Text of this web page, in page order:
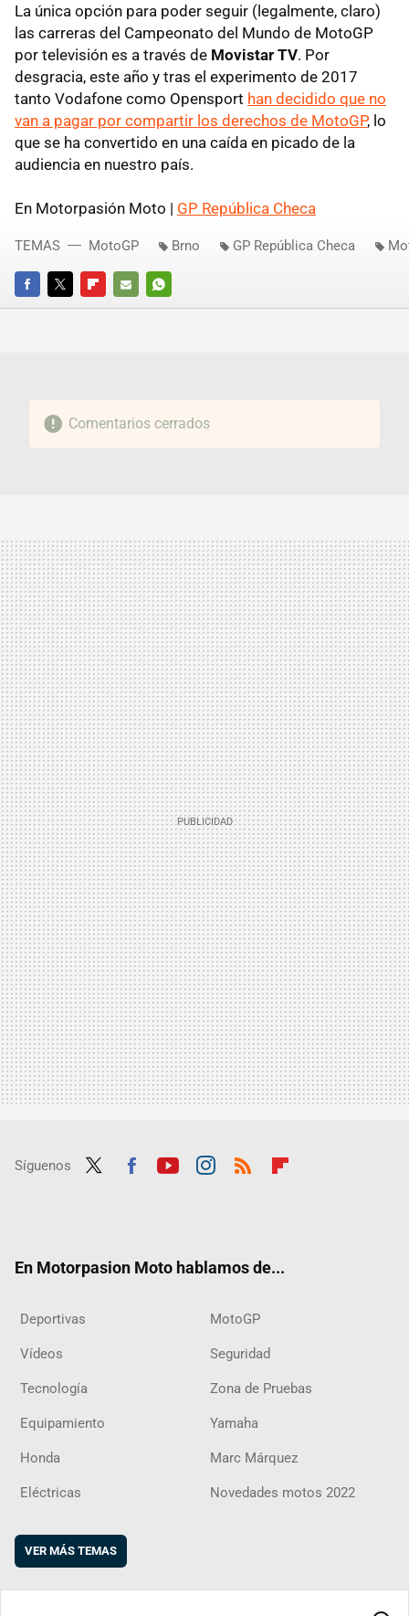
La única opción para poder seguir (legalmente, claro)
las carreras del Campeonato del Mundo de MotoGP
por televisión es a través de Movistar TV. Por
desgracia, este año y tras el experimento de 2017
tanto Vodafone como Opensport han decidido que no
van a pagar por compartir los derechos de MotoGP, lo
que se ha convertido en una caída en picado de la
audiencia en nuestro país.
En Motorpasión Moto | GP República Checa
FACEBOOKTWITTERFLIPBOARD
E-
WHATSAPP
TEMAS MotoGP Brno GP República Checa
Comentarios cerrados
Síguenos
En Motorpasion Moto hablamos de...
Deportivas MotoGP
Vídeos Seguridad
Tecnología Zona de Pruebas
Equipamiento Yamaha
Honda Marc Márquez
Eléctricas Novedades motos 2022
VER MÁS TEMAS